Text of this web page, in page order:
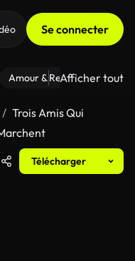
Se connecter
Amour & Relations Le
Afficher tout
Trois Amis Qui
Télécharger